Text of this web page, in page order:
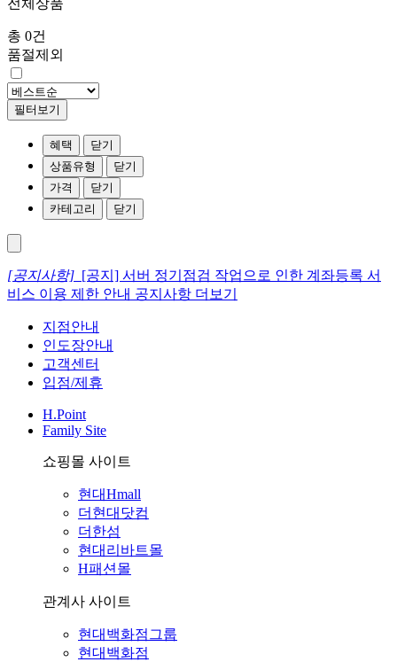
총 0건
품절제외
필터보기
혜택
닫기
상품유형
닫기
가격
닫기
카테고리
닫기
[공지사항] [공지] 서버 정기점검 작업으로 인한 계좌등록 서
비스 이용 제한 안내 공지사항 더보기
지점안내
인도장안내
고객센터
입점/제휴
H.Point
Family Site
쇼핑몰 사이트
현대Hmall
더현대닷컴
더한섬
현대리바트몰
H패션몰
관계사 사이트
현대백화점그룹
현대백화점